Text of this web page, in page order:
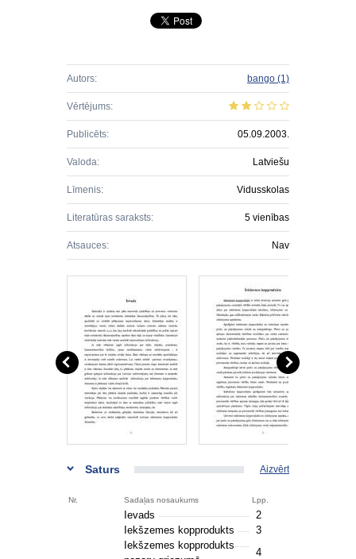
Autors: bango (1)
Vērtējums:
Publicēts: 05.09.2003.
Valoda: Latviešu
Līmenis: Vidusskolas
Literatūras saraksts: 5 vienības
Atsauces: Nav
Saturs Aizvērt
Nr. Sadaļas nosaukums Lpp.
Ievads
2
Iekšzemes kopprodukts
3
Iekšzemes kopprodukts
4